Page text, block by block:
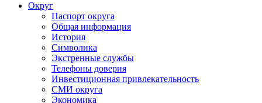
Округ
Паспорт округа
Общая информация
История
Символика
Экстренные службы
Телефоны доверия
Инвестиционная привлекательность
СМИ округа
Экономика